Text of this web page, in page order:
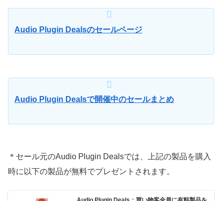
Audio Plugin Dealsのセールページ
Audio Plugin Dealsで開催中のセールまとめ
＊セール元のAudio Plugin Dealsでは、上記の製品を購入
時に以下の製品が無料でプレゼントされます。